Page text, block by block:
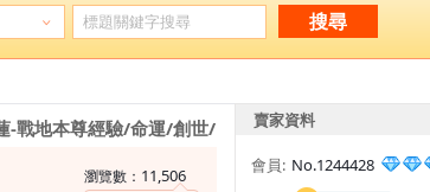
搜尋
-戰地本尊經驗/命運/創世/
瀏覽數： 11,506
賣家資料
會員: No.1244428